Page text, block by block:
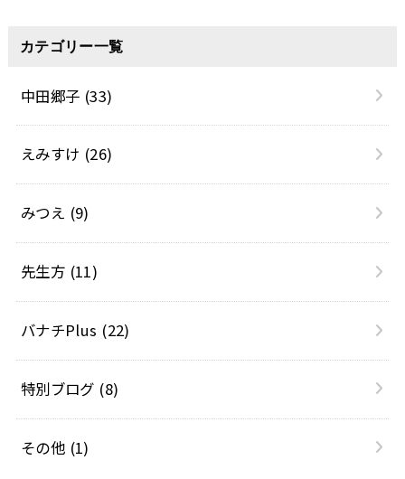
カテゴリー一覧
中田郷子 (33)
えみすけ (26)
みつえ (9)
先生方 (11)
バナチPlus (22)
特別ブログ (8)
その他 (1)